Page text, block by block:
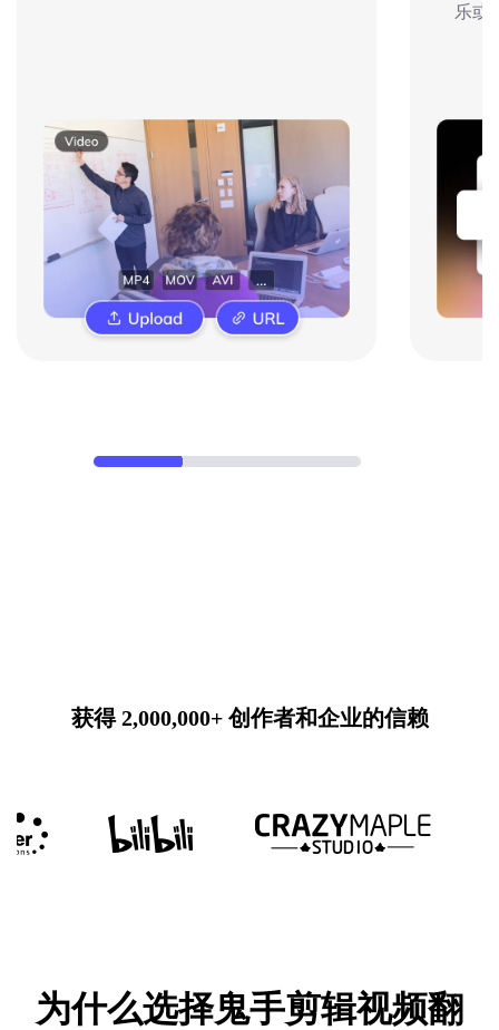
乐或
获得 2,000,000+ 创作者和企业的信赖
为什么选择鬼手剪辑视频翻